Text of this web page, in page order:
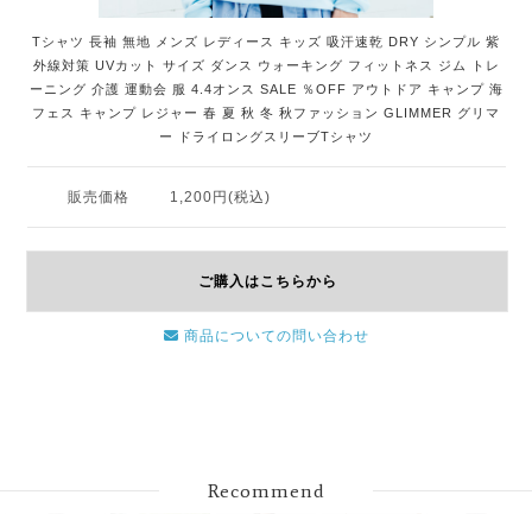
Tシャツ 長袖 無地 メンズ レディース キッズ 吸汗速乾 DRY シンプル 紫
外線対策 UVカット サイズ ダンス ウォーキング フィットネス ジム トレ
ーニング 介護 運動会 服 4.4オンス SALE ％OFF アウトドア キャンプ 海
フェス キャンプ レジャー 春 夏 秋 冬 秋ファッション GLIMMER グリマ
ー ドライロングスリーブTシャツ
販売価格 1,200円(税込)
ご購入はこちらから
商品についての問い合わせ
Recommend